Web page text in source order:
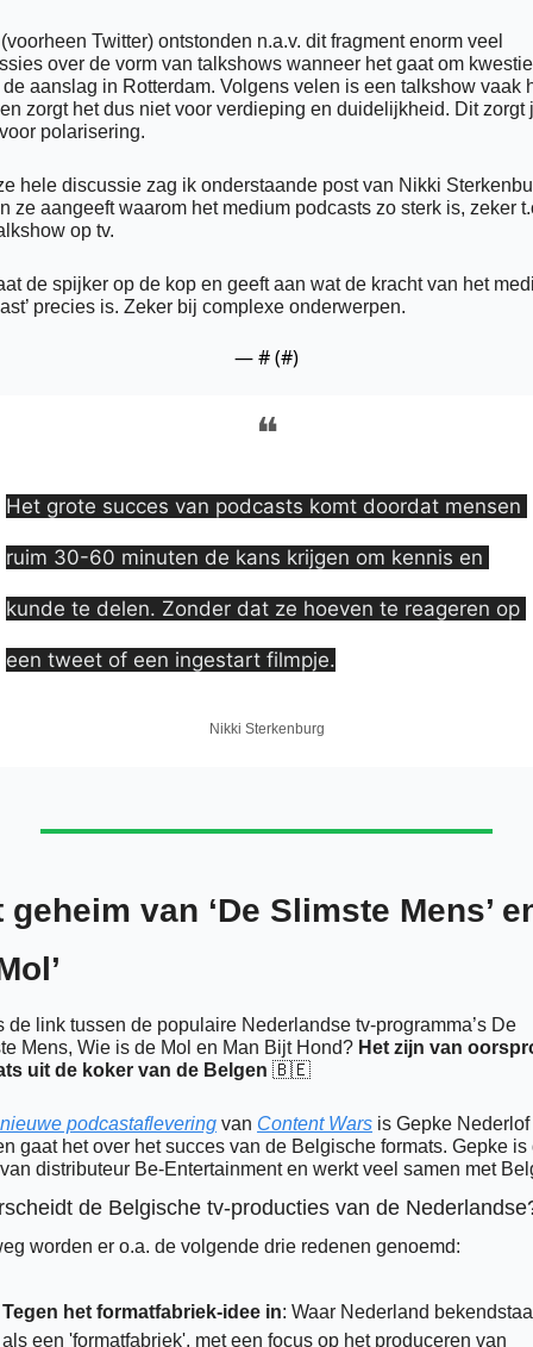
Twitter) ontstonden n.a.v. dit fragment enorm veel
over de vorm van talkshows wanneer het gaat om
aanslag in Rotterdam. Volgens velen is een talkshow vaak
zorgt het dus niet voor verdieping en duidelijkheid. Dit zorgt
polarisering.
hele discussie zag ik onderstaande post van Nikki
ze aangeeft waarom het medium podcasts zo sterk is, zeker
op tv.
de spijker op de kop en geeft aan wat de kracht van het
precies is. Zeker bij complexe onderwerpen.
— # (#)
❝
Het grote succes van podcasts komt doordat mensen
ruim 30-60 minuten de kans krijgen om kennis en
kunde te delen. Zonder dat ze hoeven te reageren op
een tweet of een ingestart filmpje.
Nikki Sterkenburg
geheim van ‘De Slimste Mens’
de link tussen de populaire Nederlandse tv-programma’s De
Mens, Wie is de Mol en Man Bijt Hond? Het zijn van
uit de koker van de Belgen 🇧🇪
nieuwe podcastaflevering van Content Wars is Gepke Nederlof
gaat het over het succes van de Belgische formats. Gepke is
distributeur Be-Entertainment en werkt veel samen met
de Belgische tv-producties van de
worden er o.a. de volgende drie redenen genoemd:
Tegen het formatfabriek-idee in: Waar Nederland
als een 'formatfabriek', met een focus op het produceren van